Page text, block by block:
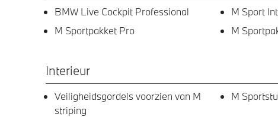
BMW Live Cockpit Professional M Sport
M Sportpakket Pro
M
Interieur
Veiligheidsgordels voorzien van M
striping
M